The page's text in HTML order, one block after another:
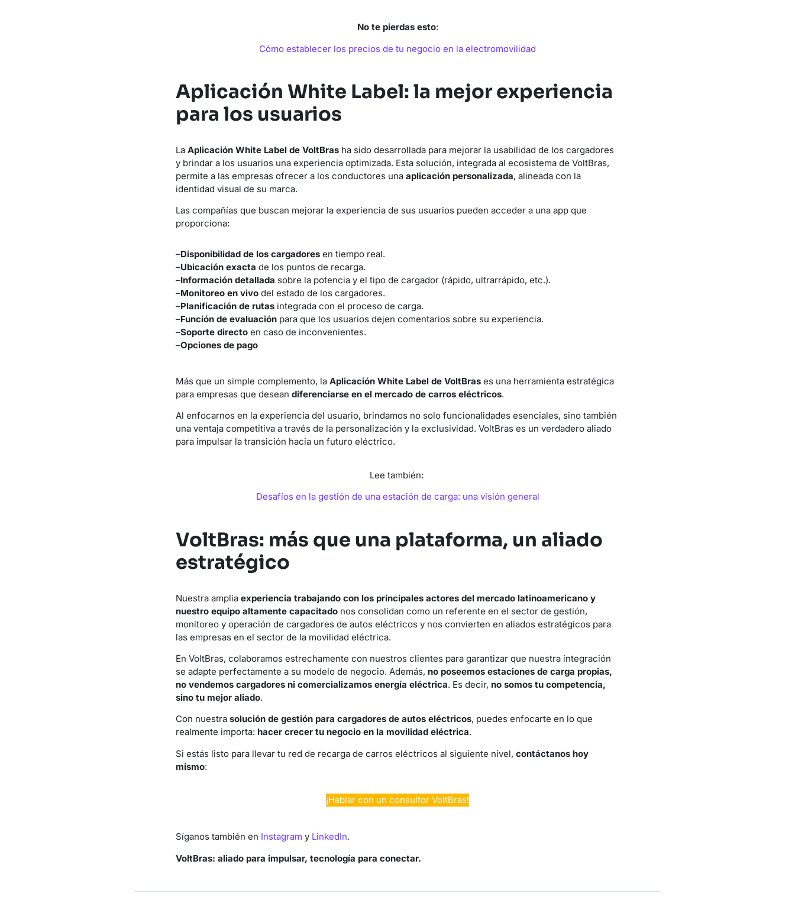
No te pierdas esto:
Cómo establecer los precios de tu negocio en la electromovilidad
Aplicación White Label: la mejor experiencia
para los usuarios
La Aplicación White Label de VoltBras ha sido desarrollada para mejorar la usabilidad de los cargadores
y brindar a los usuarios una experiencia optimizada. Esta solución, integrada al ecosistema de VoltBras,
permite a las empresas ofrecer a los conductores una aplicación personalizada, alineada con la
identidad visual de su marca.
Las compañías que buscan mejorar la experiencia de sus usuarios pueden acceder a una app que
proporciona:
–Disponibilidad de los cargadores en tiempo real.
–Ubicación exacta de los puntos de recarga.
–Información detallada sobre la potencia y el tipo de cargador (rápido, ultrarrápido, etc.).
–Monitoreo en vivo del estado de los cargadores.
–Planificación de rutas integrada con el proceso de carga.
–Función de evaluación para que los usuarios dejen comentarios sobre su experiencia.
–Soporte directo en caso de inconvenientes.
–Opciones de pago
Más que un simple complemento, la Aplicación White Label de VoltBras es una herramienta estratégica
para empresas que desean diferenciarse en el mercado de carros eléctricos.
Al enfocarnos en la experiencia del usuario, brindamos no solo funcionalidades esenciales, sino también
una ventaja competitiva a través de la personalización y la exclusividad. VoltBras es un verdadero aliado
para impulsar la transición hacia un futuro eléctrico.
Lee también:
Desafíos en la gestión de una estación de carga: una visión general
VoltBras: más que una plataforma, un aliado
estratégico
Nuestra amplia experiencia trabajando con los principales actores del mercado latinoamericano y
nuestro equipo altamente capacitado nos consolidan como un referente en el sector de gestión,
monitoreo y operación de cargadores de autos eléctricos y nos convierten en aliados estratégicos para
las empresas en el sector de la movilidad eléctrica.
En VoltBras, colaboramos estrechamente con nuestros clientes para garantizar que nuestra integración
se adapte perfectamente a su modelo de negocio. Además, no poseemos estaciones de carga propias,
no vendemos cargadores ni comercializamos energía eléctrica. Es decir, no somos tu competencia,
sino tu mejor aliado.
Con nuestra solución de gestión para cargadores de autos eléctricos, puedes enfocarte en lo que
realmente importa: hacer crecer tu negocio en la movilidad eléctrica.
Si estás listo para llevar tu red de recarga de carros eléctricos al siguiente nivel, contáctanos hoy
mismo:
¡Hablar con un consultor VoltBras!
Síganos también en Instagram y LinkedIn.
VoltBras: aliado para impulsar, tecnología para conectar.